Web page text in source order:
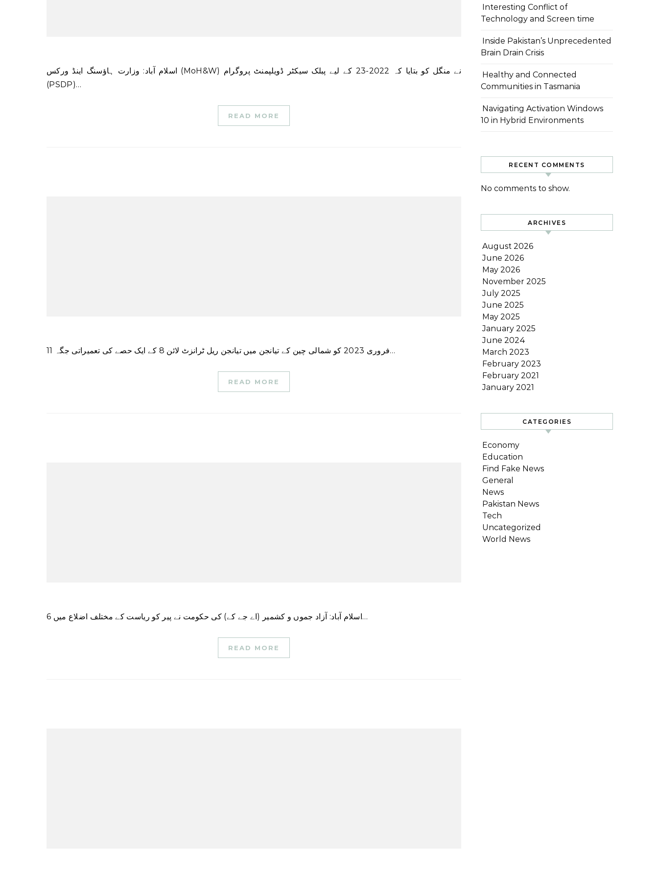
اسلام آباد: وزارت ہاؤسنگ اینڈ ورکس (MoH&W) نے منگل کو بتایا کہ 2022-23 کے لیے پبلک سیکٹر ڈویلپمنٹ پروگرام
(PSDP)…
READ MORE
11 فروری 2023 کو شمالی چین کے تیانجن میں تیانجن ریل ٹرانزٹ لائن 8 کے ایک حصے کی تعمیراتی جگہ…
READ MORE
اسلام آباد: آزاد جموں و کشمیر (اے جے کے) کی حکومت نے پیر کو ریاست کے مختلف اضلاع میں 6…
READ MORE
Interesting Conflict of
Technology and Screen time
Inside Pakistan’s Unprecedented
Brain Drain Crisis
Healthy and Connected
Communities in Tasmania
Navigating Activation Windows
10 in Hybrid Environments
RECENT COMMENTS
No comments to show.
ARCHIVES
August 2026
June 2026
May 2026
November 2025
July 2025
June 2025
May 2025
January 2025
June 2024
March 2023
February 2023
February 2021
January 2021
CATEGORIES
Economy
Education
Find Fake News
General
News
Pakistan News
Tech
Uncategorized
World News